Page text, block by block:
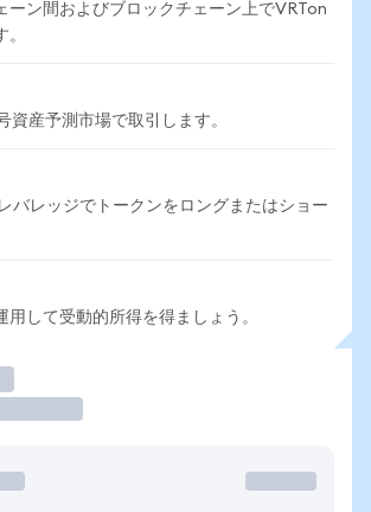
ーン間およびブロックチェーン上でVRTon
。
資産予測市場で取引します。
バレッジでトークンをロングまたはショー
用して受動的所得を得ましょう。